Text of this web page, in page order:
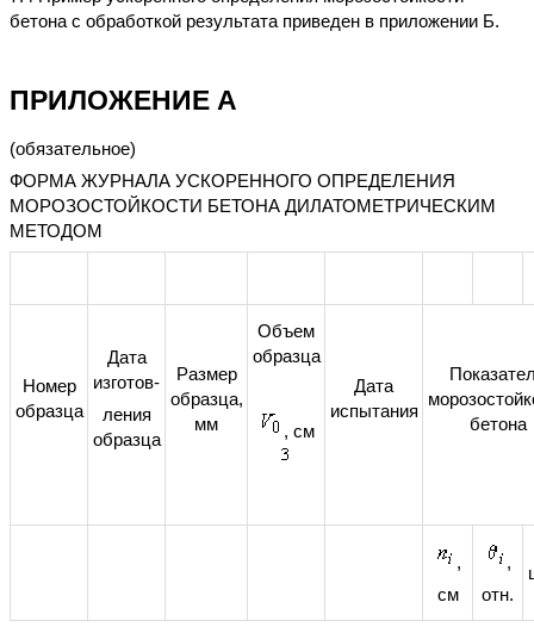
бетона с обработкой результата приведен в приложении Б.
ПРИЛОЖЕНИЕ А
(обязательное)
ФОРМА ЖУРНАЛА УСКОРЕННОГО ОПРЕДЕЛЕНИЯ
МОРОЗОСТОЙКОСТИ БЕТОНА ДИЛАТОМЕТРИЧЕСКИМ
МЕТОДОМ
Номер
образца
Дата
изготов-
ления
образца
Размер
образца,
мм
Объем
образца
, см
Дата
испытания
бетона
,
см
,
отн.